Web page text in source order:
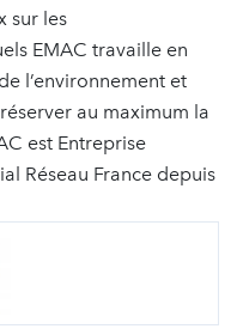
sur les
EMAC travaille en
l’environnement et
au maximum la
est Entreprise
Réseau France depuis